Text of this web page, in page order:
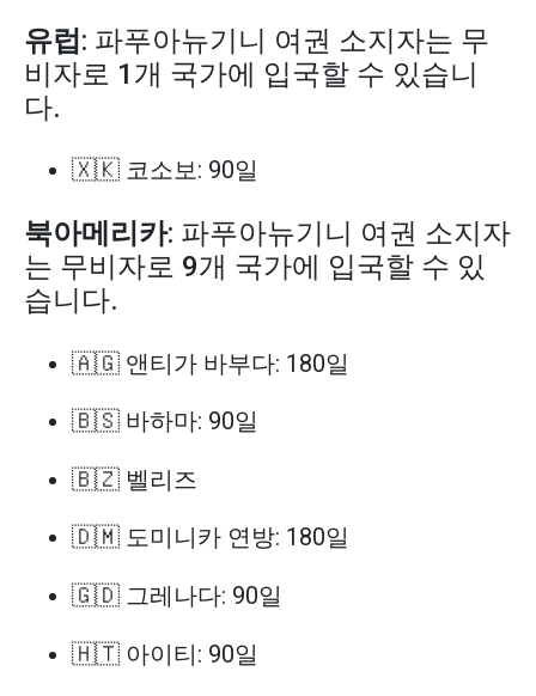
유럽 : 파푸아뉴기니 여권 소지자는 무
비자로 1개 국가에 입국할 수 있습니
다.
🇽🇰 코소보: 90일
북아메리카: 파푸아뉴기니 여권 소지자
는 무비자로 9개 국가에 입국할 수 있
습니다.
🇦🇬 앤티가 바부다: 180일
🇧🇸 바하마: 90일
🇧🇿 벨리즈
🇩🇲 도미니카 연방: 180일
🇬🇩 그레나다: 90일
🇭🇹 아이티: 90일